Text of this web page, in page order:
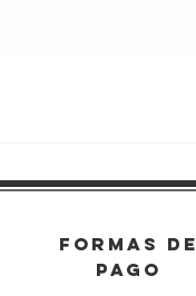
FORMAS DE
PAGO